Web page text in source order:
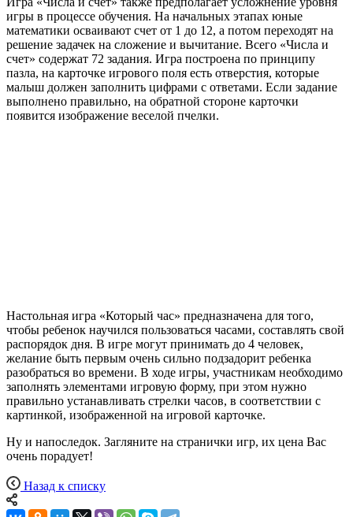
игры в процессе обучения. На начальных этапах юные
математики осваивают счет от 1 до 12, а потом переходят на
решение задачек на сложение и вычитание. Всего «Числа и
счет» содержат 72 задания. Игра построена по принципу
пазла, на карточке игрового поля есть отверстия, которые
малыш должен заполнить цифрами с ответами. Если задание
выполнено правильно, на обратной стороне карточки
появится изображение веселой пчелки.
Настольная игра «Который час» предназначена для того,
чтобы ребенок научился пользоваться часами, составлять свой
распорядок дня. В игре могут принимать до 4 человек,
желание быть первым очень сильно подзадорит ребенка
разобраться во времени. В ходе игры, участникам необходимо
заполнять элементами игровую форму, при этом нужно
правильно устанавливать стрелки часов, в соответствии с
картинкой, изображенной на игровой карточке.
Ну и напоследок. Загляните на странички игр, их цена Вас
очень порадует!
Назад к списку